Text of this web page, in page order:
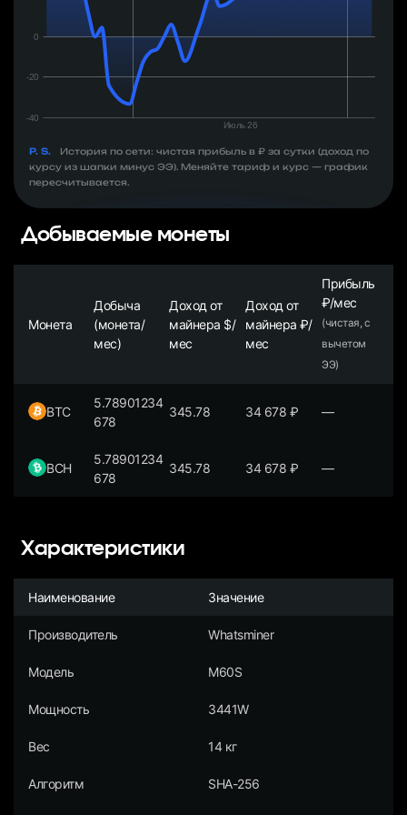
P. S.
История по сети: чистая прибыль в ₽ за сутки (доход по
курсу из шапки минус ЭЭ). Меняйте тариф и курс — график
пересчитывается.
Добываемые монеты
Монета
Добыча
(монета/
мес)
Доход от
майнера $/
мес
Доход от
майнера ₽/
мес
Прибыль
₽/мес
(чистая, с
вычетом
ЭЭ)
BTC
5.78901234
678
345.78 34 678 ₽ —
BCH
5.78901234
678
345.78 34 678 ₽ —
Характеристики
Наименование Значение
Производитель Whatsminer
Модель M60S
Мощность 3441W
Вес 14 кг
Алгоритм SHA-256